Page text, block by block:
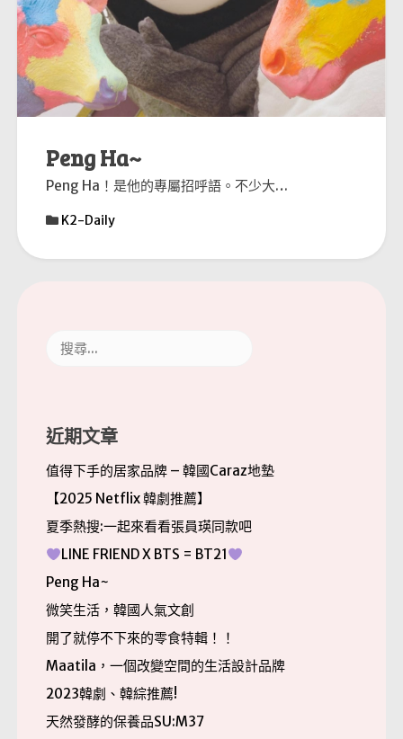
Peng Ha~
Peng Ha！是他的專屬招呼語。不少大…
K2-Daily
字:
近期文章
值得下手的居家品牌 – 韓國Caraz地墊
【2025 Netflix 韓劇推薦】
夏季熱搜:一起來看看張員瑛同款吧
LINE FRIEND X BTS = BT21
Peng Ha~
微笑生活，韓國人氣文創
開了就停不下來的零食特輯！！
Maatila，一個改變空間的生活設計品牌
2023韓劇、韓綜推薦!
天然發酵的保養品SU:M37